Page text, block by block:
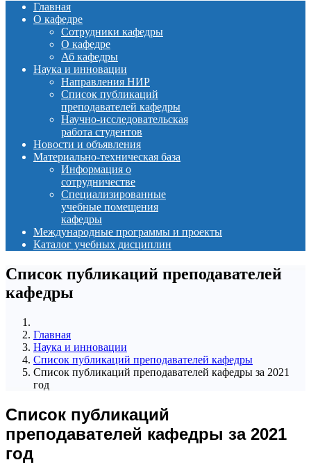
Главная
О кафедре
Сотрудники кафедры
О кафедре
Аб кафедры
Наука и инновации
Направления НИР
Список публикаций
преподавателей кафедры
Научно-исследовательская
работа студентов
Новости и объявления
Материально-техническая база
Информация о
сотрудничестве
Специализированные
учебные помещения
кафедры
Международные программы и проекты
Каталог учебных дисциплин
Список публикаций преподавателей
кафедры
Главная
Наука и инновации
Список публикаций преподавателей кафедры
Список публикаций преподавателей кафедры за 2021
год
Список публикаций
преподавателей кафедры за 2021
год